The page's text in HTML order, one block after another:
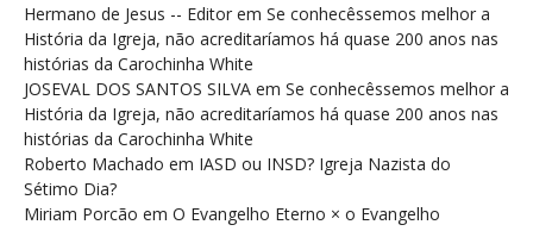
Hermano de Jesus -- Editor em Se conhecêssemos melhor a
História da Igreja, não acreditaríamos há quase 200 anos nas
histórias da Carochinha White
JOSEVAL DOS SANTOS SILVA em Se conhecêssemos melhor a
História da Igreja, não acreditaríamos há quase 200 anos nas
histórias da Carochinha White
Roberto Machado em IASD ou INSD? Igreja Nazista do
Sétimo Dia?
Miriam Porcão em O Evangelho Eterno × o Evangelho